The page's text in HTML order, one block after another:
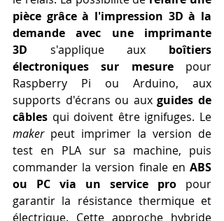
pièce grâce à l'impression 3D à la
demande avec une imprimante
3D s'applique aux boîtiers
électroniques sur mesure pour
Raspberry Pi ou Arduino, aux
supports d'écrans ou aux guides de
câbles
maker peut imprimer la version de
test en PLA sur sa machine, puis
commander la version finale en ABS
ou PC via un service pro pour
garantir la résistance thermique et
électrique. Cette approche hybride